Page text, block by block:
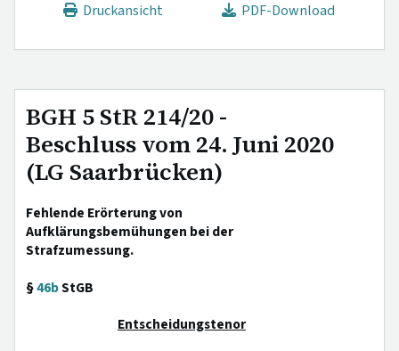
Druckansicht
PDF-Download
BGH 5 StR 214/20 -
Beschluss vom 24. Juni 2020
(LG Saarbrücken)
Fehlende Erörterung von
Aufklärungsbemühungen bei der
Strafzumessung.
§46bStGB
Entscheidungstenor